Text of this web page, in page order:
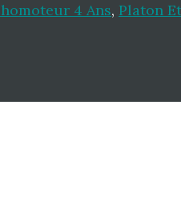
4 Ans, Platon